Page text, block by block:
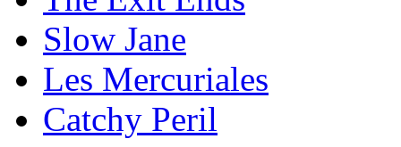
Slow Jane
Les Mercuriales
Catchy Peril